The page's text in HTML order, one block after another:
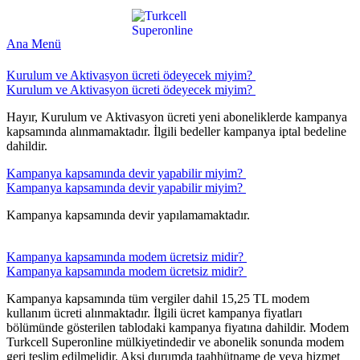
Ana Menü
​​Kurulum ve Aktivasyon ücreti ödeyecek miyim? ​​
​​Kurulum ve Aktivasyon ücreti ödeyecek miyim? ​​
Hayır, Kurulum ve Aktivasyon ücreti yeni aboneliklerde kampanya
kapsamında alınmamaktadır. İlgili bedeller kampanya iptal bedeline
dahildir.
​​Kampanya kapsamında devir yapabilir miyim? ​
​​Kampanya kapsamında devir yapabilir miyim? ​
Kampanya kapsamında devir yapılamamaktadır.
​​Kampanya kapsamında modem ücretsiz midir? ​
​​Kampanya kapsamında modem ücretsiz midir? ​
​Kampanya kapsamında tüm vergiler dahil 15,25 TL modem
kullanım ücreti alınmaktadır. İlgili ücret kampanya fiyatları
bölümünde gösterilen tablodaki kampanya fiyatına dahildir. Modem
Turkcell Superonline mülkiyetindedir ve abonelik sonunda modem
geri teslim edilmelidir. Aksi durumda taahhütname de veya hizmet